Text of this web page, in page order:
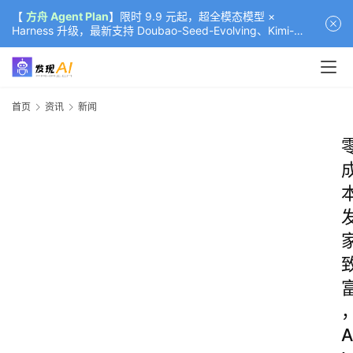
【 方舟 Agent Plan】限时 9.9 元起，超全模态模型 ×
Harness 升级，最新支持 Doubao-Seed-Evolving、Kimi-
K3（部分）、GLM-5.2
首页 资讯 新闻
A